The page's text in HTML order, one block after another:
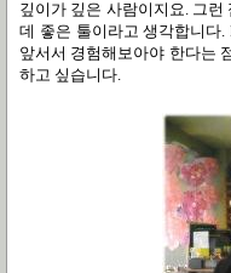
깊이가 깊은 사람이지요. 그
데 좋은 툴이라고 생각합니다
앞서서 경험해보아야 한다는
하고 싶습니다.